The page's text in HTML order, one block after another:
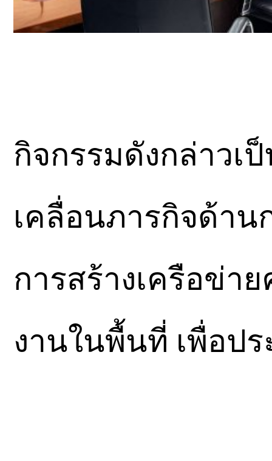
กิจกรรมดังกล่าวเ
เคลื่อนภารกิจด้า
การสร้างเครือข่า
งานในพื้นที่ เพื่อป